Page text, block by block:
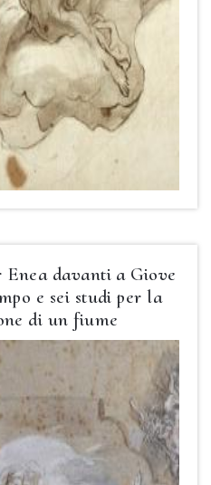
davanti a Giove
e sei studi per la
di un fiume